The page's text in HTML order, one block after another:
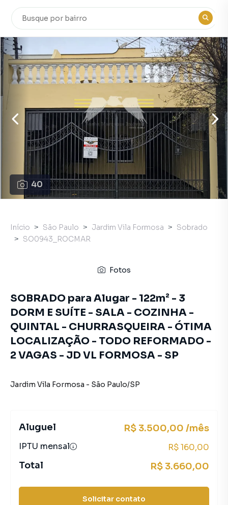
40
Início São Paulo Jardim Vila Formosa
Sobrado
SO0943_ROCMAR
Fotos
SOBRADO para Alugar - 122m² - 3
DORM E SUÍTE - SALA - COZINHA -
QUINTAL - CHURRASQUEIRA - ÓTIMA
LOCALIZAÇÃO - TODO REFORMADO -
2 VAGAS - JD VL FORMOSA - SP
Jardim Vila Formosa - São Paulo/SP
Aluguel R$ 3.500,00 /mês
IPTU mensal R$ 160,00
Total R$ 3.660,00
Solicitar contato